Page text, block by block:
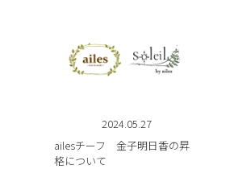
2024.05.27
ailesチーフ 金子明日香の昇
格について